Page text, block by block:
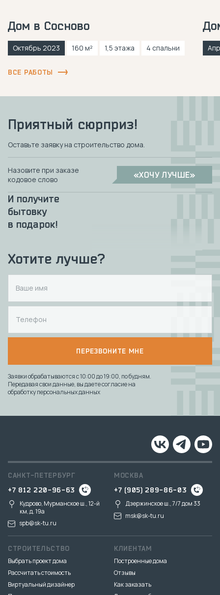
Дом в Сосново
Октябрь 2023 160 м² 1,5 этажа 4 спальни
ВСЕ РАБОТЫ
Хотите лучше?
ПЕРЕЗВОНИТЕ МНЕ
Заявки обрабатываются с 10:00 до 19:00, по будням.
Передавая свои данные, вы даете согласие на
обработку персональных данных
Приятный сюрприз!
Оставьте заявку на строительство дома.
Назовите при заказе
кодовое слово
«ХОЧУ ЛУЧШЕ»
И получите
бытовку
в подарок!
САНКТ-ПЕТЕРБУРГ
+7 812 220-96-63
Кудрово, Мурманское ш., 12-й
км, д. 19a
spb@sk-tu.ru
МОСКВА
+7 (905) 289-86-03
Дзержинское ш., 7/7 дом 33
msk@sk-tu.ru
СТРОИТЕЛЬСТВО
Выбрать проект дома
Рассчитать стоимость
Виртуальный дизайнер
КЛИЕНТАМ
Построенные дома
Отзывы
Как заказать